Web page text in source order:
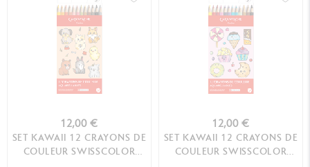
12,00 €
SET KAWAII 12 CRAYONS DE
COULEUR SWISSCOLOR
12,00 €
SET KAWAII 12 CRAYONS DE
COULEUR SWISSCOLOR